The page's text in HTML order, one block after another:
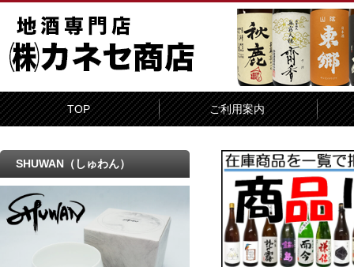
TOP ご利用案内
SHUWAN（しゅわん）